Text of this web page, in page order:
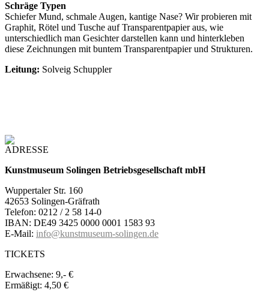
Schräge Typen
Schiefer Mund, schmale Augen, kantige Nase? Wir probieren mit
Graphit, Rötel und Tusche auf Transparentpapier aus, wie
unterschiedlich man Gesichter darstellen kann und hinterkleben
diese Zeichnungen mit buntem Transparentpapier und Strukturen.
Leitung: Solveig Schuppler
ADRESSE
Kunstmuseum Solingen Betriebsgesellschaft mbH
Wuppertaler Str. 160
42653 Solingen-Gräfrath
Telefon: 0212 / 2 58 14-0
IBAN: DE49 3425 0000 0001 1583 93
E-Mail: info@kunstmuseum-solingen.de
TICKETS
Erwachsene: 9,- €
Ermäßigt: 4,50 €